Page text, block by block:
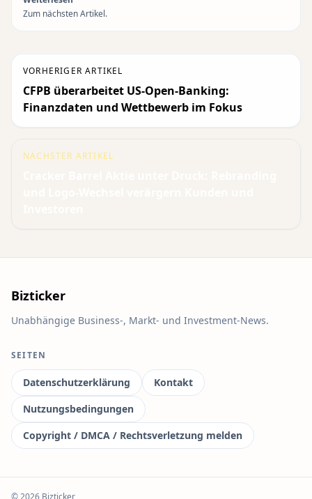
Zum nächsten Artikel.
VORHERIGER ARTIKEL
CFPB überarbeitet US-Open-Banking:
Finanzdaten und Wettbewerb im Fokus
NÄCHSTER ARTIKEL
Bizticker
Unabhängige Business-, Markt- und Investment-News.
SEITEN
Datenschutzerklärung
Kontakt
Nutzungsbedingungen
Copyright / DMCA / Rechtsverletzung melden
© 2026 Bizticker